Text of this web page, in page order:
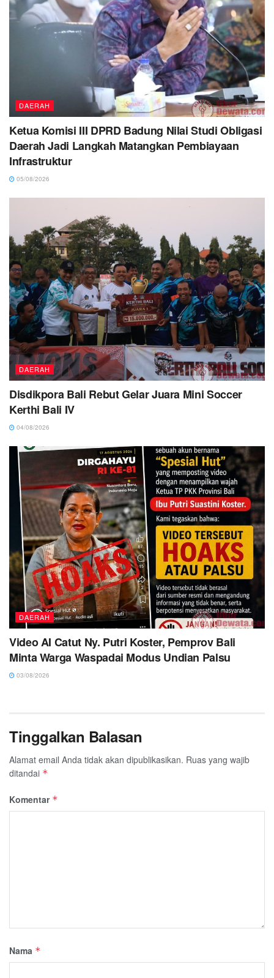
DAERAH
Ketua Komisi III DPRD Badung Nilai Studi Obligasi
Daerah Jadi Langkah Matangkan Pembiayaan
Infrastruktur
05/08/2026
DAERAH
Disdikpora Bali Rebut Gelar Juara Mini Soccer
Kerthi Bali IV
04/08/2026
DAERAH
Video AI Catut Ny. Putri Koster, Pemprov Bali
Minta Warga Waspadai Modus Undian Palsu
03/08/2026
Tinggalkan Balasan
Alamat email Anda tidak akan dipublikasikan. Ruas yang wajib
ditandai *
Komentar *
Nama *